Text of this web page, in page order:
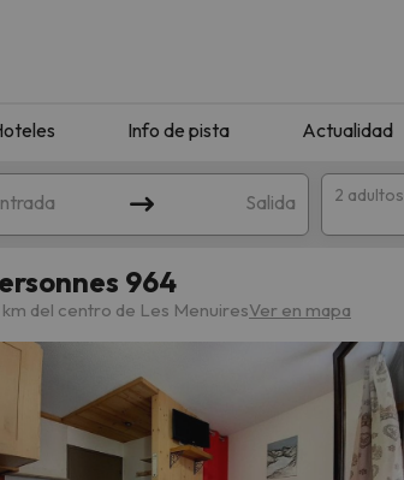
Info de pista Actualidad
Salida 2 adultos
964
km del centro de Les MenuiresVer en mapa